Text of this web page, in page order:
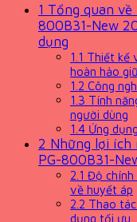
1 Tổng quan về
800B31-New
dụng
1.1 Thiết kế
hoàn hảo
1.2 Công
1.3 Tính
người dùng
1.4 Ứng
2 Những lợi ích
PG-800B31-
2.1 Độ chính
về huyết áp
2.2 Thao
dụng tối ưu